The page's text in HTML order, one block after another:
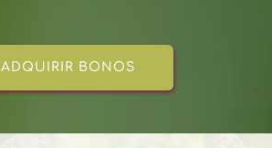
ADQUIRIR BONOS